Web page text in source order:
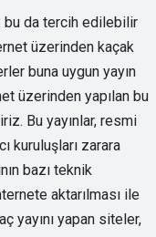
bu da tercih edilebilir
üzerinden kaçak
buna uygun yayın
üzerinden yapılan bu
Bu yayınlar, resmi
kuruluşları zarara
bazı teknik
aktarılması ile
yayını yapan siteler,